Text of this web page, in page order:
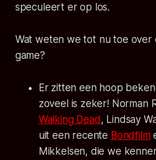
speculeert er op los.
Wat weten we tot nu toe over
game?
Er zitten een hoop
zoveel is zeker! Norman
Walking Dead, Lindsay
uit een recente Bondfilm
Mikkelsen, die we